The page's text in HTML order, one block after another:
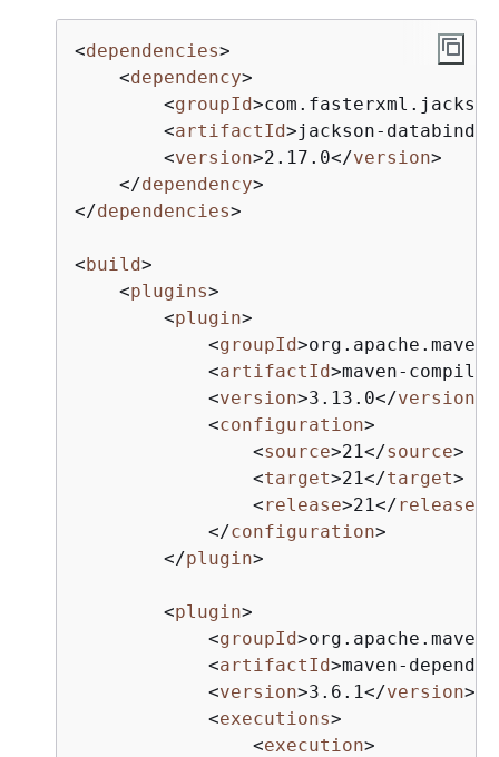
<dependencies>
<dependency>
<groupId>
<artifactId>jackson-databind
<version>2.17.0</version>
</dependency>
</dependencies>
<build>
<plugins>
<plugin>
<groupId>
<artifactId>maven-
<version>3.13.0</version
<configuration>
<source>21</source>
<target>21</target>
<release>21</release
</configuration>
</plugin>
<plugin>
<groupId>
<artifactId>maven-
<version>3.6.1</version>
<executions>
<execution>